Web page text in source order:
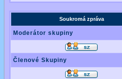
Soukromá zpráva
Moderátor skupiny
Členové Skupiny